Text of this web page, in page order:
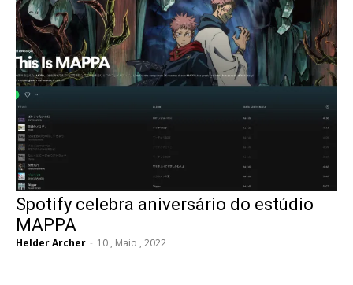
Spotify celebra aniversário do estúdio
MAPPA
Helder Archer - 10 , Maio , 2022